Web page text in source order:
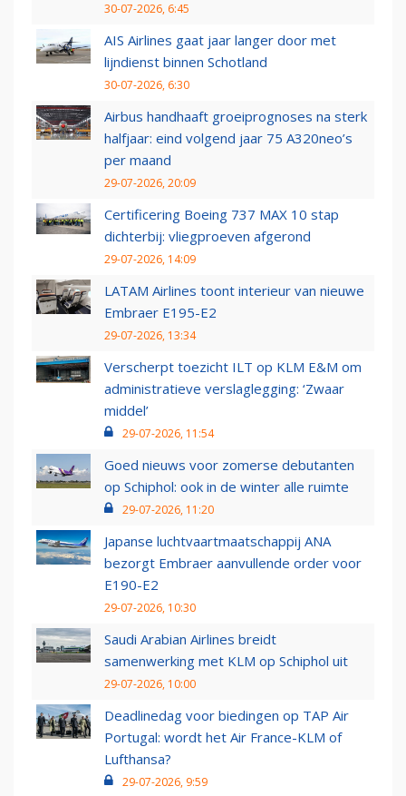
30-07-2026, 6:45
AIS Airlines gaat jaar langer door met
lijndienst binnen Schotland
30-07-2026, 6:30
Airbus handhaaft groeiprognoses na sterk
halfjaar: eind volgend jaar 75 A320neo’s
per maand
29-07-2026, 20:09
Certificering Boeing 737 MAX 10 stap
dichterbij: vliegproeven afgerond
29-07-2026, 14:09
LATAM Airlines toont interieur van nieuwe
Embraer E195-E2
29-07-2026, 13:34
Verscherpt toezicht ILT op KLM E&M om
administratieve verslaglegging: ‘Zwaar
middel’
29-07-2026, 11:54
Goed nieuws voor zomerse debutanten
op Schiphol: ook in de winter alle ruimte
29-07-2026, 11:20
Japanse luchtvaartmaatschappij ANA
bezorgt Embraer aanvullende order voor
E190-E2
29-07-2026, 10:30
Saudi Arabian Airlines breidt
samenwerking met KLM op Schiphol uit
29-07-2026, 10:00
Deadlinedag voor biedingen op TAP Air
Portugal: wordt het Air France-KLM of
Lufthansa?
29-07-2026, 9:59